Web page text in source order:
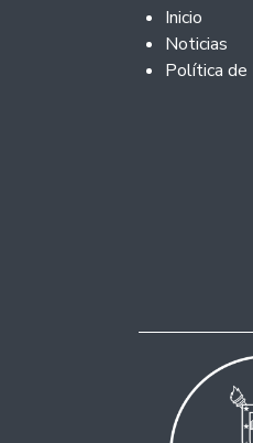
Footer 2
Inicio
Noticias
Política de